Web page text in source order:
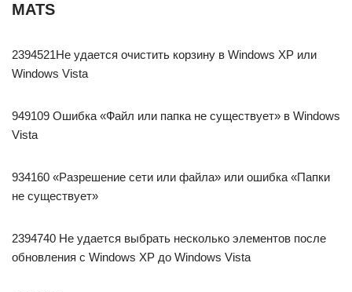
MATS
2394521Не удается очистить корзину в Windows XP или
Windows Vista
949109 Ошибка «Файл или папка не существует» в Windows
Vista
934160 «Разрешение сети или файла» или ошибка «Папки
не существует»
2394740 Не удается выбрать несколько элементов после
обновления с Windows XP до Windows Vista